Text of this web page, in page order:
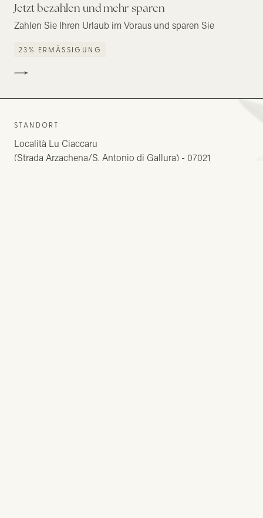
Jetzt bezahlen und mehr sparen
Zahlen Sie Ihren Urlaub im Voraus und sparen Sie
23% ERMÄSSIGUNG
STANDORT
Località Lu Ciaccaru
(Strada Arzachena/S. Antonio di Gallura) - 07021